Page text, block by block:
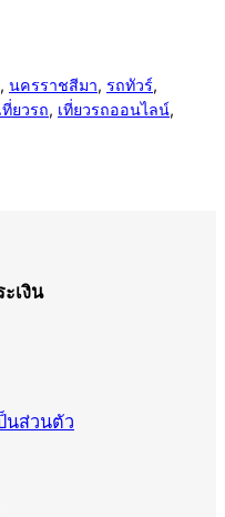
, นครราชสีมา, รถทัวร์
ที่ยวรถ, เที่ยวรถออนไลน์
เงิน
นส่วนตัว